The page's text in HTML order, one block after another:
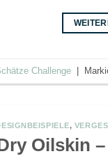
Challenge |
,
Oilskin